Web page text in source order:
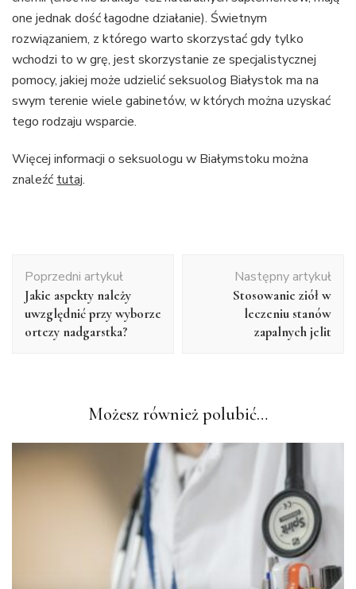
one jednak dość łagodne działanie). Świetnym
rozwiązaniem, z którego warto skorzystać gdy tylko
wchodzi to w grę, jest skorzystanie ze specjalistycznej
pomocy, jakiej może udzielić seksuolog Białystok ma na
swym terenie wiele gabinetów, w których można uzyskać
tego rodzaju wsparcie.
Więcej informacji o seksuologu w Białymstoku można
znaleźćtutaj.
wpisu
Poprzedni artykuł
Jakie aspekty należy
uwzględnić przy wyborze
ortezy nadgarstka?
Następny artykuł
Stosowanie ziół w
leczeniu stanów
zapalnych jelit
Możesz również polubić…